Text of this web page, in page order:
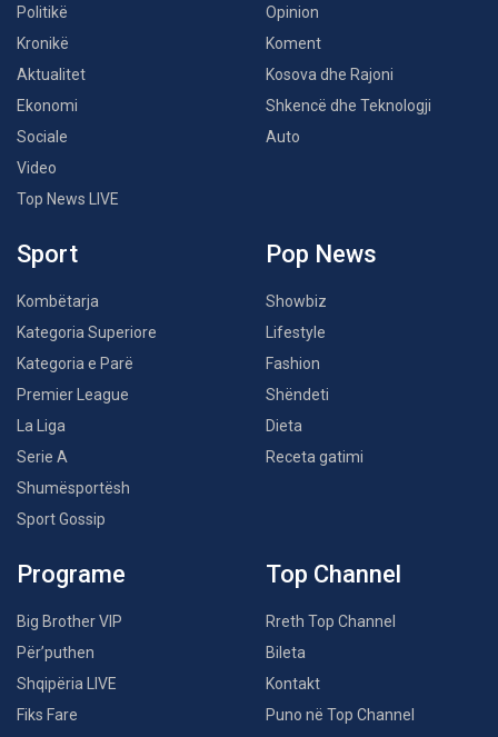
Politikë
Kronikë
Aktualitet
Ekonomi
Sociale
Video
Top News LIVE
Opinion
Koment
Kosova dhe Rajoni
Shkencë dhe Teknologji
Auto
Sport
Kombëtarja
Kategoria Superiore
Kategoria e Parë
Premier League
La Liga
Serie A
Shumësportësh
Sport Gossip
Pop News
Showbiz
Lifestyle
Fashion
Shëndeti
Dieta
Receta gatimi
Programe
Big Brother VIP
Për’puthen
Shqipëria LIVE
Fiks Fare
Top Channel
Rreth Top Channel
Bileta
Kontakt
Puno në Top Channel